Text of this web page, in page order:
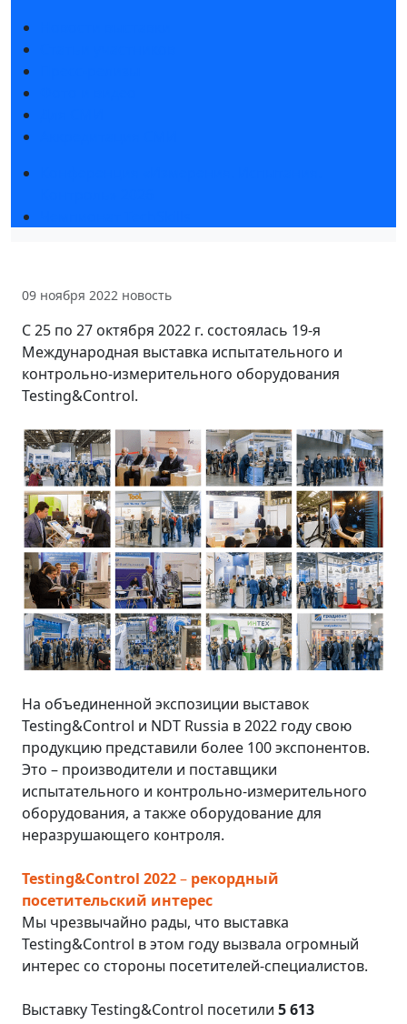
09 ноября 2022 новость
С 25 по 27 октября 2022 г. состоялась 19-я
Международная выставка испытательного и
контрольно-измерительного оборудования
Testing&Control.
На объединенной экспозиции выставок
Testing&Control и NDT Russia в 2022 году свою
продукцию представили более 100 экспонентов.
Это – производители и поставщики
испытательного и контрольно-измерительного
оборудования, а также оборудование для
неразрушающего контроля.
Testing&Control 2022– рекордный
посетительский интерес
Мы чрезвычайно рады, что выставка
Testing&Control в этом году вызвала огромный
интерес со стороны посетителей-специалистов.
Выставку Testing&Control посетили 5 613